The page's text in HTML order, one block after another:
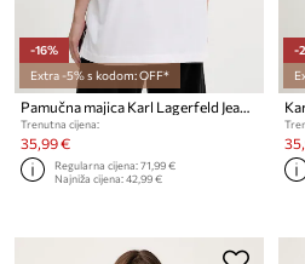
-16%
Extra -5% s kodom: OFF*
Pamučna majica Karl Lagerfeld Jeans
Trenutna cijena:
35,99 €
Regularna cijena:71,99 €
Najniža cijena:42,99 €
-